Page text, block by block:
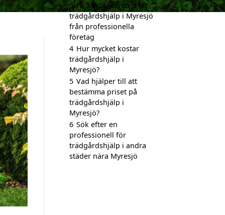
3 Få 3 erbjudanden för
trädgårdshjälp i Myresjö
från professionella
företag
4 Hur mycket kostar
trädgårdshjälp i
Myresjö?
5 Vad hjälper till att
bestämma priset på
trädgårdshjälp i
Myresjö?
6 Sök efter en
professionell för
trädgårdshjälp i andra
städer nära Myresjö